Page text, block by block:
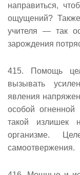
направиться,
ощущений?
учителя — так
зарождения
415. Помощь
вызывать
явления
особой
такой излишек
организме.
самоотвержения.